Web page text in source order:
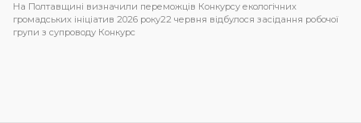
На Полтавщині визначили переможців Конкурсу екологічних
громадських ініціатив 2026 року22 червня відбулося засідання робочої
групи з супроводу Конкурс